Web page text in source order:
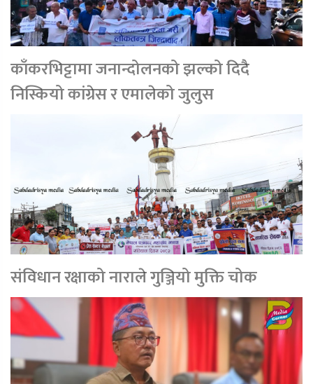
काँकरभिट्टामा जनान्दोलनको झल्को दिदै
निस्कियो कांग्रेस र एमालेको जुलुस
संविधान रक्षाको नाराले गुञ्जियो मुक्ति चोक